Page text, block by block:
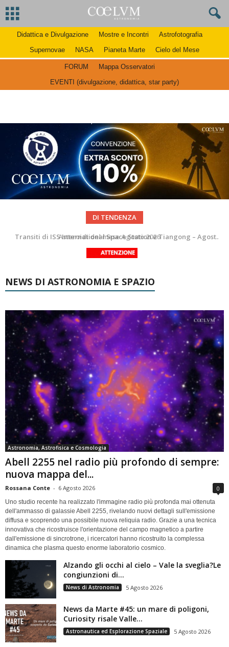
Didattica e Divulgazione Mostre e Incontri
Astrofotografia
Supernovae
NASA Pianeta Marte Cielo del Mese
FORUM
Mappa Osservatori
EVENTI (divulgazione, didattica, star party)
DI TENDENZA
Transiti di ISS International Space Station e Tiangong – Agosto 2026
La Luna del Mese – Agosto 2026
NEWS DI ASTRONOMIA E SPAZIO
Astronomia, Astrofisica e Cosmologia
Abell 2255 nel radio più profondo di sempre:
nuova mappa del...
Rossana Conte - 6 Agosto 2026 0
Uno studio recente ha realizzato l'immagine radio più profonda mai ottenuta
dell'ammasso di galassie Abell 2255, rivelando nuovi dettagli sull'emissione
diffusa e scoprendo una possibile nuova reliquia radio. Grazie a una tecnica
innovativa che ricostruisce l'orientazione del campo magnetico a partire
dall'emissione di sincrotrone, i ricercatori hanno ricostruito la complessa
dinamica che plasma questo enorme laboratorio cosmico.
Alzando gli occhi al cielo – Vale la sveglia?Le
congiunzioni di...
News di Astronomia 5 Agosto 2026
News da Marte #45: un mare di poligoni,
Curiosity risale Valle...
Astronautica ed Esplorazione Spaziale 5 Agosto 2026